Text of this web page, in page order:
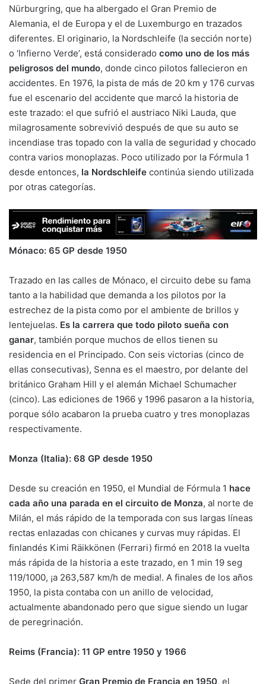
Nürburgring, que ha albergado el Gran Premio de
Alemania, el de Europa y el de Luxemburgo en trazados
diferentes. El originario, la Nordschleife (la sección norte)
o ‘Infierno Verde’, está considerado como uno de los más
peligrosos del mundo, donde cinco pilotos fallecieron en
accidentes. En 1976, la pista de más de 20 km y 176 curvas
fue el escenario del accidente que marcó la historia de
este trazado: el que sufrió el austriaco Niki Lauda, que
milagrosamente sobrevivió después de que su auto se
incendiase tras topado con la valla de seguridad y chocado
contra varios monoplazas. Poco utilizado por la Fórmula 1
desde entonces, la Nordschleife continúa siendo utilizada
por otras categorías.
Mónaco: 65 GP desde 1950
Trazado en las calles de Mónaco, el circuito debe su fama
tanto a la habilidad que demanda a los pilotos por la
estrechez de la pista como por el ambiente de brillos y
lentejuelas. Es la carrera que todo piloto sueña con
ganar, también porque muchos de ellos tienen su
residencia en el Principado. Con seis victorias (cinco de
ellas consecutivas), Senna es el maestro, por delante del
británico Graham Hill y el alemán Michael Schumacher
(cinco). Las ediciones de 1966 y 1996 pasaron a la historia,
porque sólo acabaron la prueba cuatro y tres monoplazas
respectivamente.
Monza (Italia): 68 GP desde 1950
Desde su creación en 1950, el Mundial de Fórmula 1 hace
cada año una parada en el circuito de Monza, al norte de
Milán, el más rápido de la temporada con sus largas líneas
rectas enlazadas con chicanes y curvas muy rápidas. El
finlandés Kimi Räikkönen (Ferrari) firmó en 2018 la vuelta
más rápida de la historia a este trazado, en 1 min 19 seg
119/1000, ¡a 263,587 km/h de media!. A finales de los años
1950, la pista contaba con un anillo de velocidad,
actualmente abandonado pero que sigue siendo un lugar
de peregrinación.
Reims (Francia): 11 GP entre 1950 y 1966
Sede del primer Gran Premio de Francia en 1950, el